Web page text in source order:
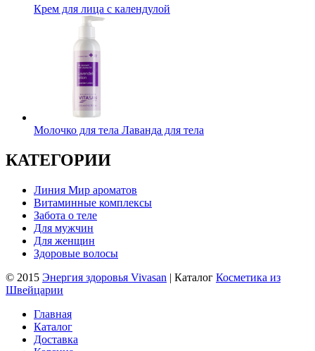
Крем для лица с календулой
Молочко для тела Лаванда для тела
КАТЕГОРИИ
Линия Мир ароматов
Витаминные комплексы
Забота о теле
Для мужчин
Для женщин
Здоровые волосы
© 2015 Энергия здоровья Vivasan | Каталог Косметика из
Швейцарии
Главная
Каталог
Доставка